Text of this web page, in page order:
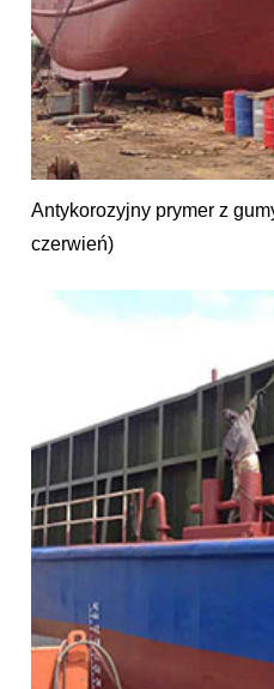
Antykorozyjny prymer z
czerwień)